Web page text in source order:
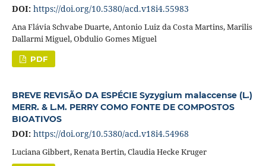
DOI: https://doi.org/10.5380/acd.v18i4.55983
Ana Flávia Schvabe Duarte, Antonio Luiz da Costa Martins, Marilis
Dallarmi Miguel, Obdulio Gomes Miguel
PDF
BREVE REVISÃO DA ESPÉCIE Syzygium malaccense (L.)
MERR. & L.M. PERRY COMO FONTE DE COMPOSTOS
BIOATIVOS
DOI: https://doi.org/10.5380/acd.v18i4.54968
Luciana Gibbert, Renata Bertin, Claudia Hecke Kruger